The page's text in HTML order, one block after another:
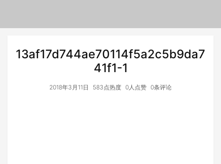
13af17d744ae70114f5a2c5b9da7
41f1-1
2018年3月11日 583点热度 0人点赞 0条评论